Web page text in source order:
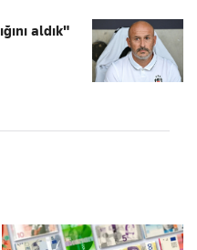
aldık"